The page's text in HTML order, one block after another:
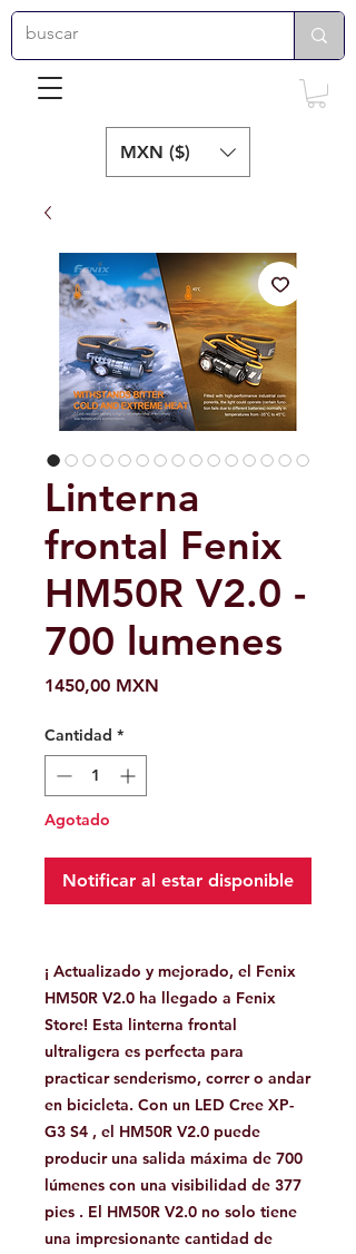
MXN ($)
Linterna
frontal Fenix ​​
HM50R V2.0 -
700 lumenes
1450,00 MXN
Cantidad *
Agotado
Notificar al estar disponible
¡ Actualizado y mejorado, el Fenix ​​
HM50R V2.0 ha llegado a Fenix ​​
Store! Esta linterna frontal
ultraligera es perfecta para
practicar senderismo, correr o andar
en bicicleta. Con un LED Cree XP-
G3 S4 , el HM50R V2.0 puede
producir una salida máxima de 700
lúmenes con una visibilidad de 377
pies . El HM50R V2.0 no solo tiene
una impresionante cantidad de